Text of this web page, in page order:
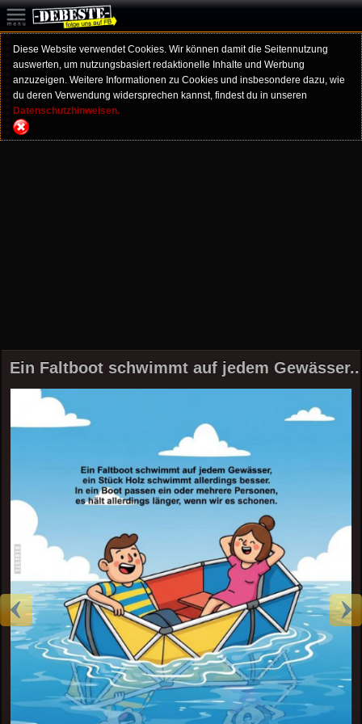
Diese Website verwendet Cookies. Wir können damit die Seitennutzung
auswerten, um nutzungsbasiert redaktionelle Inhalte und Werbung
anzuzeigen. Weitere Informationen zu Cookies und insbesondere dazu, wie
du deren Verwendung widersprechen kannst, findest du in unseren
Datenschutzhinweisen.
Ein Faltboot schwimmt auf jedem Gewässer..